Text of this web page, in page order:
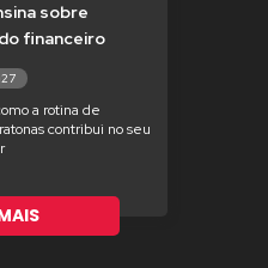
sobre
financeiro
a rotina de
contribui no seu